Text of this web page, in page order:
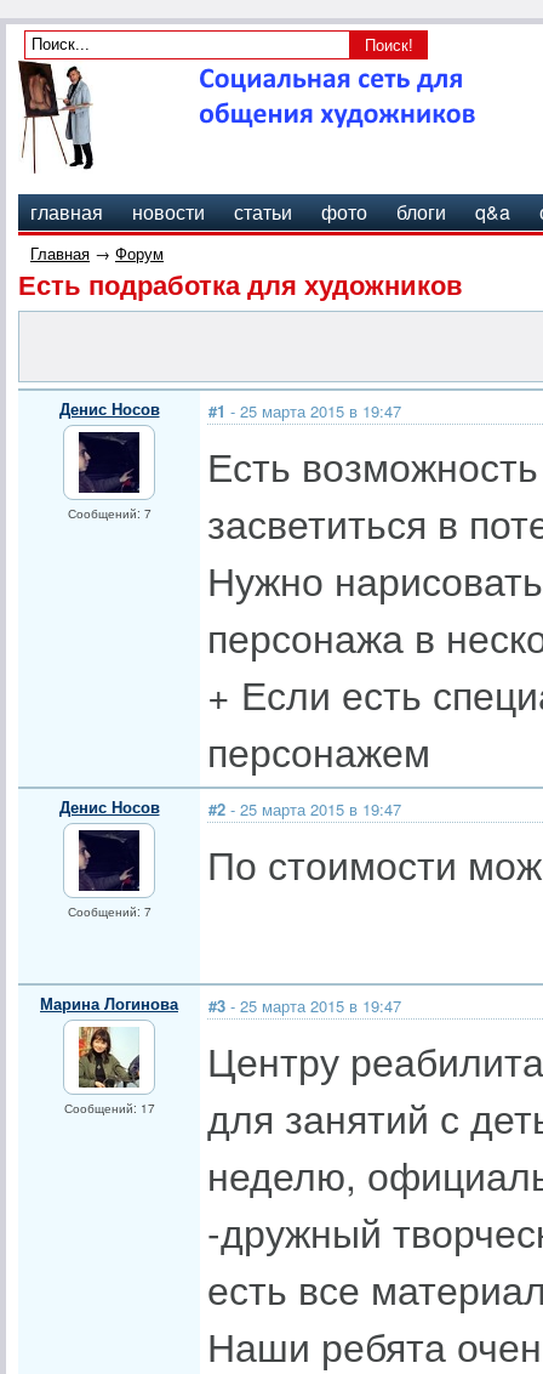
главная новости статьи фото блоги q&a
Главная → Форум
Есть подработка для художников
Денис Носов
Сообщений: 7
#1 - 25 марта 2015 в 19:47
Есть
засветиться в
Нужно
персонажа в
+ Если есть
персонажем
Денис Носов
Сообщений: 7
#2 - 25 марта 2015 в 19:47
По стоимости
Марина Логинова
Сообщений: 17
#3 - 25 марта 2015 в 19:47
Центру
для занятий с
неделю,
-дружный
есть все
Наши ребята